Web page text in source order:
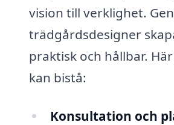
vision till verklighet.
trädgårdsdesigner
praktisk och hållbar.
kan bistå:
Konsultation och